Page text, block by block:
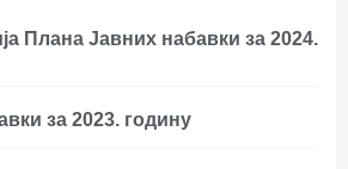
Плана Јавних набавки за 2024.
за 2023. годину